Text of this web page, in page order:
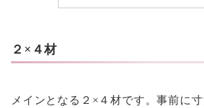
２×４材
メインとなる２×４材です。事前に寸